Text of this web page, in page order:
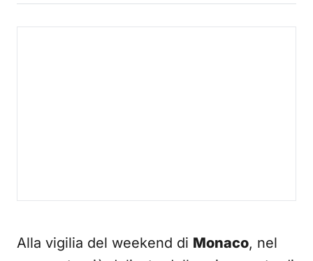
Alla vigilia del weekend di Monaco, nel